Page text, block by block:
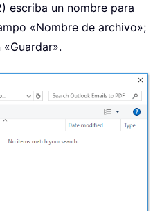
escriba un nombre para
«Nombre de archivo»;